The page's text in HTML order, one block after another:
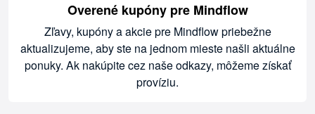
Overené kupóny pre Mindflow
Zľavy, kupóny a akcie pre Mindflow priebežne
aktualizujeme, aby ste na jednom mieste našli aktuálne
ponuky. Ak nakúpite cez naše odkazy, môžeme získať
províziu.